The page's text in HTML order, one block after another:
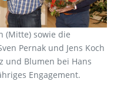
(Mitte) sowie die
Pernak und Jens Koch
und Blumen bei Hans
Engagement.